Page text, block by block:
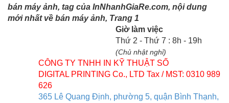
bán máy ảnh, tag của InNhanhGiaRe.com, nội dung
mới nhất về bán máy ảnh, Trang 1
Giờ làm việc
Thứ 2 - Thứ 7 : 8h - 19h
(Chủ nhật nghỉ)
CÔNG TY TNHH IN KỸ THUẬT SỐ
DIGITAL PRINTING Co., LTD Tax / MST: 0310 989
626
365 Lê Quang Định, phường 5, quận Bình Thạnh,